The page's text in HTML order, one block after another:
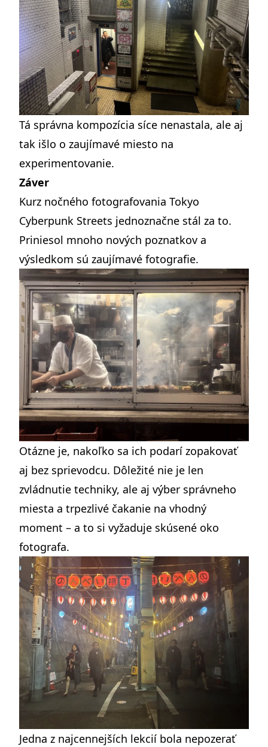
Tá správna kompozícia síce nenastala, ale aj
tak išlo o zaujímavé miesto na
experimentovanie.
Záver
Kurz nočného fotografovania Tokyo
Cyberpunk Streets jednoznačne stál za to.
Priniesol mnoho nových poznatkov a
výsledkom sú zaujímavé fotografie.
Otázne je, nakoľko sa ich podarí zopakovať
aj bez sprievodcu. Dôležité nie je len
zvládnutie techniky, ale aj výber správneho
miesta a trpezlivé čakanie na vhodný
moment – a to si vyžaduje skúsené oko
fotografa.
Jedna z najcennejších lekcií bola nepozerať